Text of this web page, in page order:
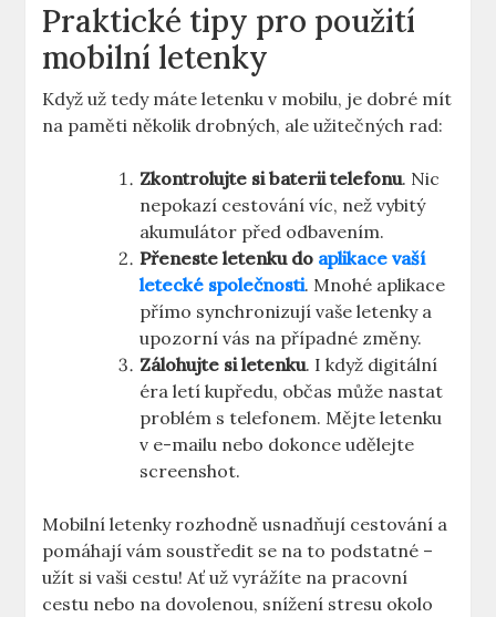
Praktické tipy pro použití
mobilní letenky
Když už tedy máte letenku v mobilu, je dobré mít
na paměti několik drobných, ale užitečných rad:
Zkontrolujte si baterii telefonu. Nic
nepokazí cestování víc, než vybitý
akumulátor před odbavením.
Přeneste letenku do aplikace vaší
letecké společnosti. Mnohé aplikace
přímo synchronizují vaše letenky a
upozorní vás na případné změny.
Zálohujte si letenku. I když digitální
éra letí kupředu, občas může nastat
problém s telefonem. Mějte letenku
v e-mailu nebo dokonce udělejte
screenshot.
Mobilní letenky rozhodně usnadňují cestování a
pomáhají vám soustředit se na to podstatné –
užít si vaši cestu! Ať už vyrážíte na pracovní
cestu nebo na dovolenou, snížení stresu okolo